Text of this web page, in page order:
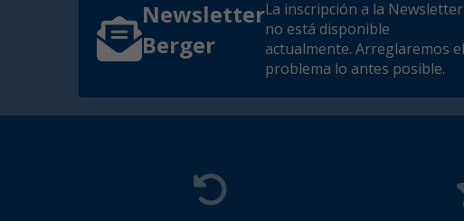
Newsletter
Berger
La inscripción a la Newsletter
no está disponible
actualmente. Arreglaremos el
problema lo antes posible.